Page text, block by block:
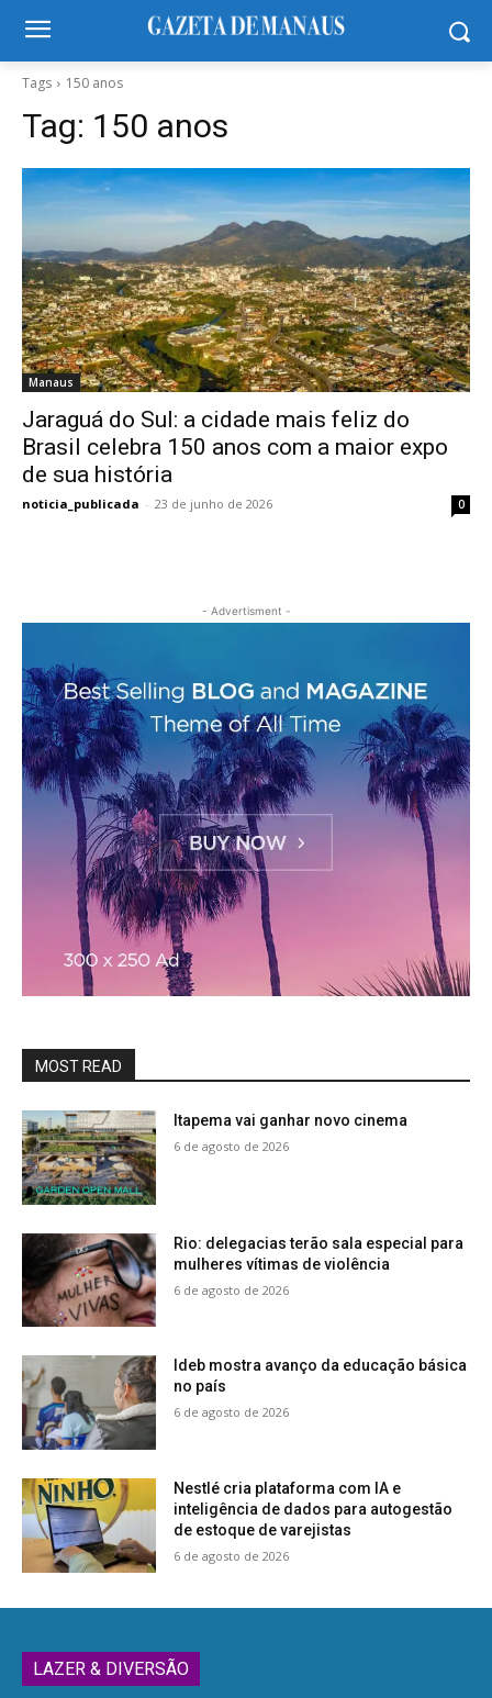
Tags 150 anos
Tag: 150 anos
Manaus
Jaraguá do Sul: a cidade mais feliz do
Brasil celebra 150 anos com a maior expo
de sua história
noticia_publicada - 23 de junho de 2026 0
- Advertisment -
MOST READ
Itapema vai ganhar novo cinema
6 de agosto de 2026
Rio: delegacias terão sala especial para
mulheres vítimas de violência
6 de agosto de 2026
Ideb mostra avanço da educação básica
no país
6 de agosto de 2026
Nestlé cria plataforma com IA e
inteligência de dados para autogestão
de estoque de varejistas
6 de agosto de 2026
LAZER & DIVERSÃO